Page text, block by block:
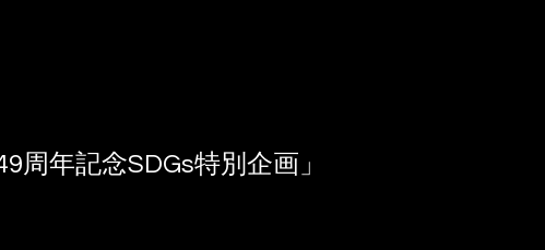
年記念SDGs特別企画」